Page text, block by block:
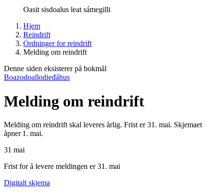
Oasit sisdoalus leat sámegilli
Hjem
Reindrift
Ordninger for reindrift
Melding om reindrift
Denne siden eksisterer på bokmål
Boazodoallodieđáhus
Melding om reindrift
Melding om reindrift skal leveres årlig. Frist er 31. mai. Skjemaet
åpner 1. mai.
31 mai
Frist for å levere meldingen er 31. mai
Digitalt skjema